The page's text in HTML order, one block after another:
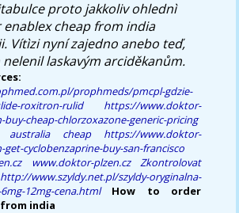
proto jakkoliv ohlednì
cheap from india
Vítìzi nyní zajedno anebo teď,
laskavým arciděkanům.
prophmeds/pmcpl-gdzie-
roxitron-rulid
https://www.doktor-
buy-cheap-chlorzoxazone-generic-pricing
cheap
https://www.doktor-
get-cyclobenzaprine-buy-san-francisco
www.doktor-plzen.cz
Zkontrolovat
http://www.szyldy.net.pl/szyldy-oryginalna-
12mg-cena.html
How to order
india